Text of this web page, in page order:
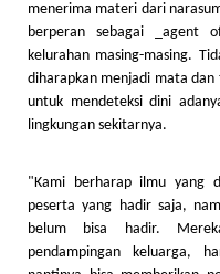
menerima materi dari
berperan sebagai _agent
kelurahan masing-masing.
diharapkan menjadi mata
untuk mendeteksi dini
lingkungan sekitarnya.
"Kami berharap ilmu yang
peserta yang hadir saja,
belum bisa hadir.
pendampingan keluarga,